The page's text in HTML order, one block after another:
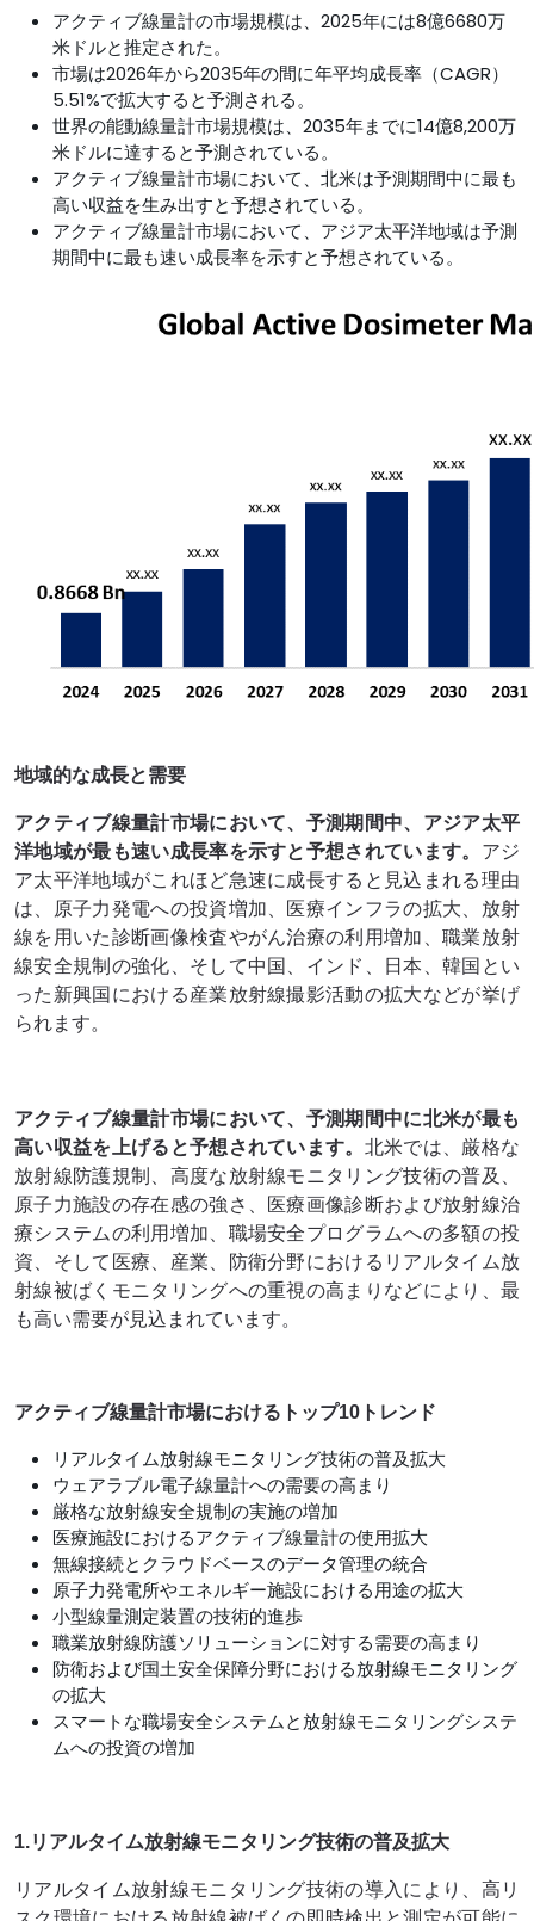
アクティブ線量計の市場規模は、2025年には8億6680万
米ドルと推定された。
市場は2026年から2035年の間に年平均成長率（CAGR）
5.51%で拡大すると予測される。
世界の能動線量計市場規模は、2035年までに14億8,200万
米ドルに達すると予測されている。
アクティブ線量計市場において、北米は予測期間中に最も
高い収益を生み出すと予想されている。
アクティブ線量計市場において、アジア太平洋地域は予測
期間中に最も速い成長率を示すと予想されている。
地域的な成長と需要
アクティブ線量計市場において、予測期間中、アジア太平
洋地域が最も速い成長率を示すと予想されています。 アジ
ア太平洋地域がこれほど急速に成長すると見込まれる理由
は、原子力発電への投資増加、医療インフラの拡大、放射
線を用いた診断画像検査やがん治療の利用増加、職業放射
線安全規制の強化、そして中国、インド、日本、韓国とい
った新興国における産業放射線撮影活動の拡大などが挙げ
られます。
アクティブ線量計市場において、予測期間中に北米が最も
高い収益を上げると予想されています。 北米では、厳格な
放射線防護規制、高度な放射線モニタリング技術の普及、
原子力施設の存在感の強さ、医療画像診断および放射線治
療システムの利用増加、職場安全プログラムへの多額の投
資、そして医療、産業、防衛分野におけるリアルタイム放
射線被ばくモニタリングへの重視の高まりなどにより、最
も高い需要が見込まれています。
アクティブ線量計市場におけるトップ10トレンド
リアルタイム放射線モニタリング技術の普及拡大
ウェアラブル電子線量計への需要の高まり
厳格な放射線安全規制の実施の増加
医療施設におけるアクティブ線量計の使用拡大
無線接続とクラウドベースのデータ管理の統合
原子力発電所やエネルギー施設における用途の拡大
小型線量測定装置の技術的進歩
職業放射線防護ソリューションに対する需要の高まり
防衛および国土安全保障分野における放射線モニタリング
の拡大
スマートな職場安全システムと放射線モニタリングシステ
ムへの投資の増加
1.リアルタイム放射線モニタリング技術の普及拡大
リアルタイム放射線モニタリング技術の導入により、高リ